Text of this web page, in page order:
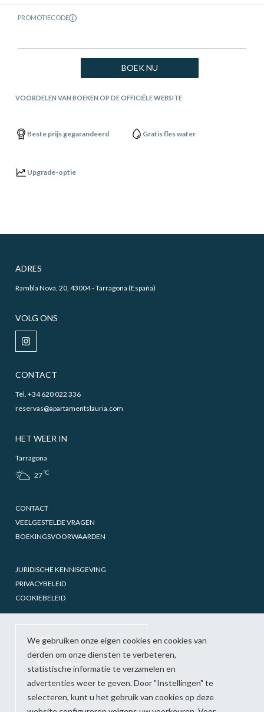
PROMOTIECODE
BOEK NU
VOORDELEN VAN BOEKEN OP DE OFFICIËLE WEBSITE
Beste prijs gegarandeerd Gratis fles water
Upgrade-optie
ADRES
Rambla Nova, 20, 43004 - Tarragona (España)
VOLG ONS
CONTACT
Tel. +34 620 022 336
reservas@apartamentslauria.com
HET WEER IN
Tarragona
27ºC
CONTACT
VEELGESTELDE VRAGEN
BOEKINGSVOORWAARDEN
JURIDISCHE KENNISGEVING
PRIVACYBELEID
COOKIEBELEID
Newsletter
Abonneren
We gebruiken onze eigen cookies en cookies van
derden om onze diensten te verbeteren,
statistische informatie te verzamelen en
advertenties weer te geven. Door "Instellingen" te
selecteren, kunt u het gebruik van cookies op deze